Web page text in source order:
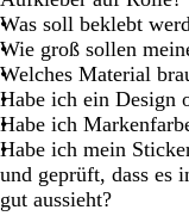
Was soll beklebt
Wie groß sollen
Welches Material
Habe ich ein Design
Habe ich
Habe ich mein
und geprüft, dass es
gut aussieht?